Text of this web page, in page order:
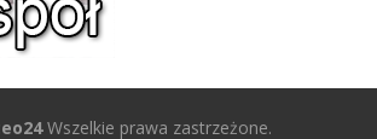
Wszelkie prawa zastrzeżone.